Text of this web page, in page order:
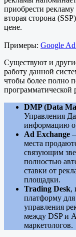
приобрести
вторая сторона
цене.
Примеры: Google
Существуют и
работу данной
чтобы более полно
программатической
DMP (Data
Управления
информацию о
Ad Exchange
места
связующим
полностью
ставки от
площадки.
Trading Desk,
платформу
управления
между DSP и
маркетологов.